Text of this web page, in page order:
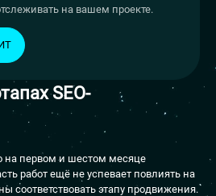
на вашем проекте.
SEO-
на первом и шестом месяце
работ ещё не успевает повлиять на
соответствовать этапу продвижения.